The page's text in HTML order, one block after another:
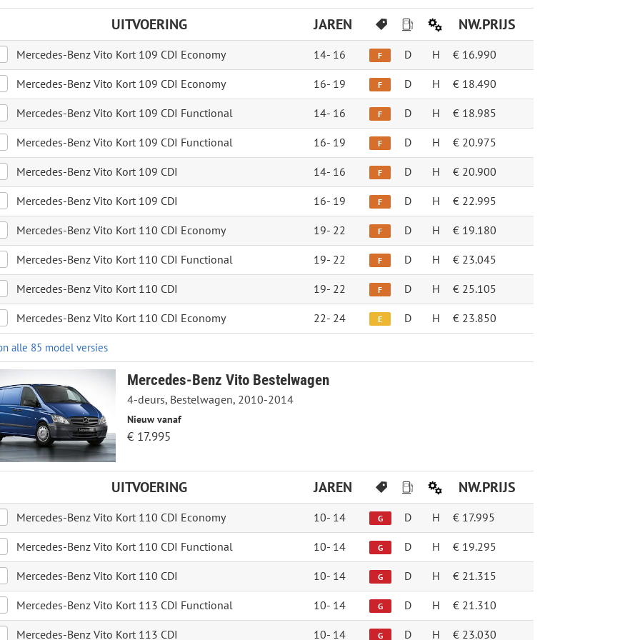
UITVOERING JAREN NW.PRIJS
Mercedes-Benz Vito Kort 109 CDI Economy 14- 16 F D H € 16.990
Mercedes-Benz Vito Kort 109 CDI Economy 16- 19 F D H € 18.490
Mercedes-Benz Vito Kort 109 CDI Functional 14- 16 F D H € 18.985
Mercedes-Benz Vito Kort 109 CDI Functional 16- 19 F D H € 20.975
Mercedes-Benz Vito Kort 109 CDI 14- 16 F D H € 20.900
Mercedes-Benz Vito Kort 109 CDI 16- 19 F D H € 22.995
Mercedes-Benz Vito Kort 110 CDI Economy 19- 22 F D H € 19.180
Mercedes-Benz Vito Kort 110 CDI Functional 19- 22 F D H € 23.045
Mercedes-Benz Vito Kort 110 CDI 19- 22 F D H € 25.105
Mercedes-Benz Vito Kort 110 CDI Economy 22- 24 E D H € 23.850
alle 85 model versies
Mercedes-Benz Vito Bestelwagen
4-deurs, Bestelwagen, 2010-2014
Nieuw vanaf
€ 17.995
UITVOERING JAREN NW.PRIJS
Mercedes-Benz Vito Kort 110 CDI Economy 10- 14 G D H € 17.995
Mercedes-Benz Vito Kort 110 CDI Functional 10- 14 G D H € 19.295
Mercedes-Benz Vito Kort 110 CDI 10- 14 G D H € 21.315
Mercedes-Benz Vito Kort 113 CDI Functional 10- 14 G D H € 21.310
Mercedes-Benz Vito Kort 113 CDI 10- 14 G D H € 23.030